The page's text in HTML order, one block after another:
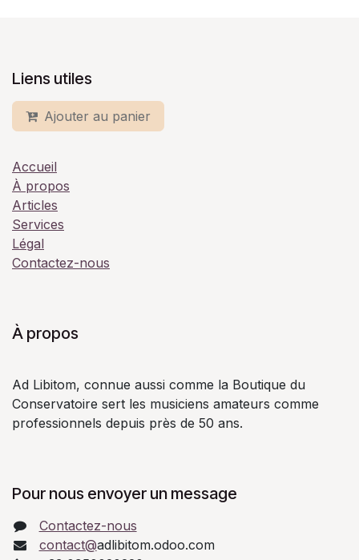
Liens utiles
Ajouter au panier
Accueil
À propos
Articles
Services
Légal
Contactez-nous
À propos
Ad Libitom, connue aussi comme la Boutique du
Conservatoire sert les musiciens amateurs comme
professionnels depuis près de 50 ans.
Pour nous envoyer un message
Contactez-nous
contact@adlibitom.odoo.com